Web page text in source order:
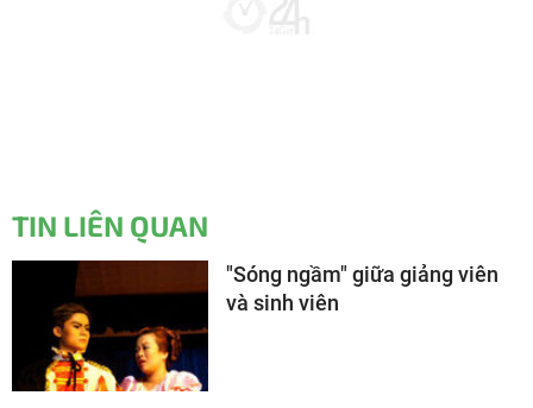
TIN LIÊN QUAN
"Sóng ngầm" giữa giảng viên
và sinh viên